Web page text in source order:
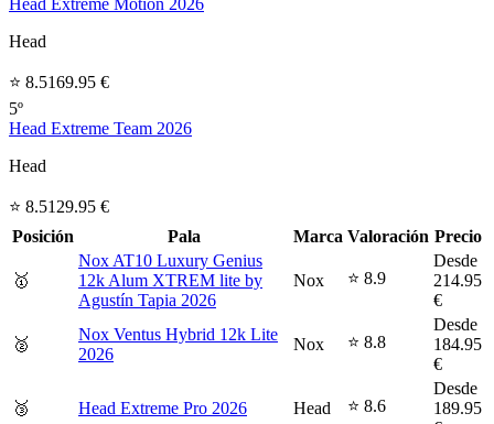
Head Extreme Motion 2026
Head
⭐ 8.5169.95 €
5º
Head Extreme Team 2026
Head
⭐ 8.5129.95 €
Posición
Pala Marca Valoración Precio
🥇
Nox AT10 Luxury Genius
12k Alum XTREM lite by
Agustín Tapia 2026
Nox ⭐ 8.9
Desde
214.95
€
🥈
Nox Ventus Hybrid 12k Lite
2026
Nox ⭐ 8.8
Desde
184.95
€
🥉 Head Extreme Pro 2026 Head ⭐ 8.6
Desde
189.95